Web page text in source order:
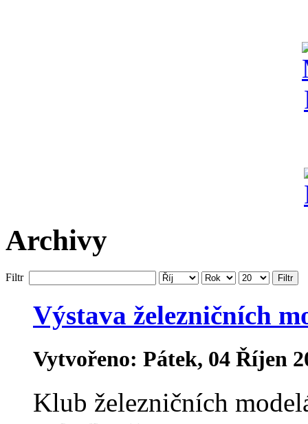
Archivy
Filtr Filtr
Výstava železničních
Vytvořeno: Pátek, 04 Říjen
Klub železničních